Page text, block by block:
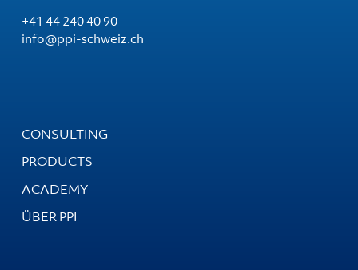
+41 44 240 40 90
info@ppi-schweiz.ch
CONSULTING
PRODUCTS
ACADEMY
ÜBER PPI